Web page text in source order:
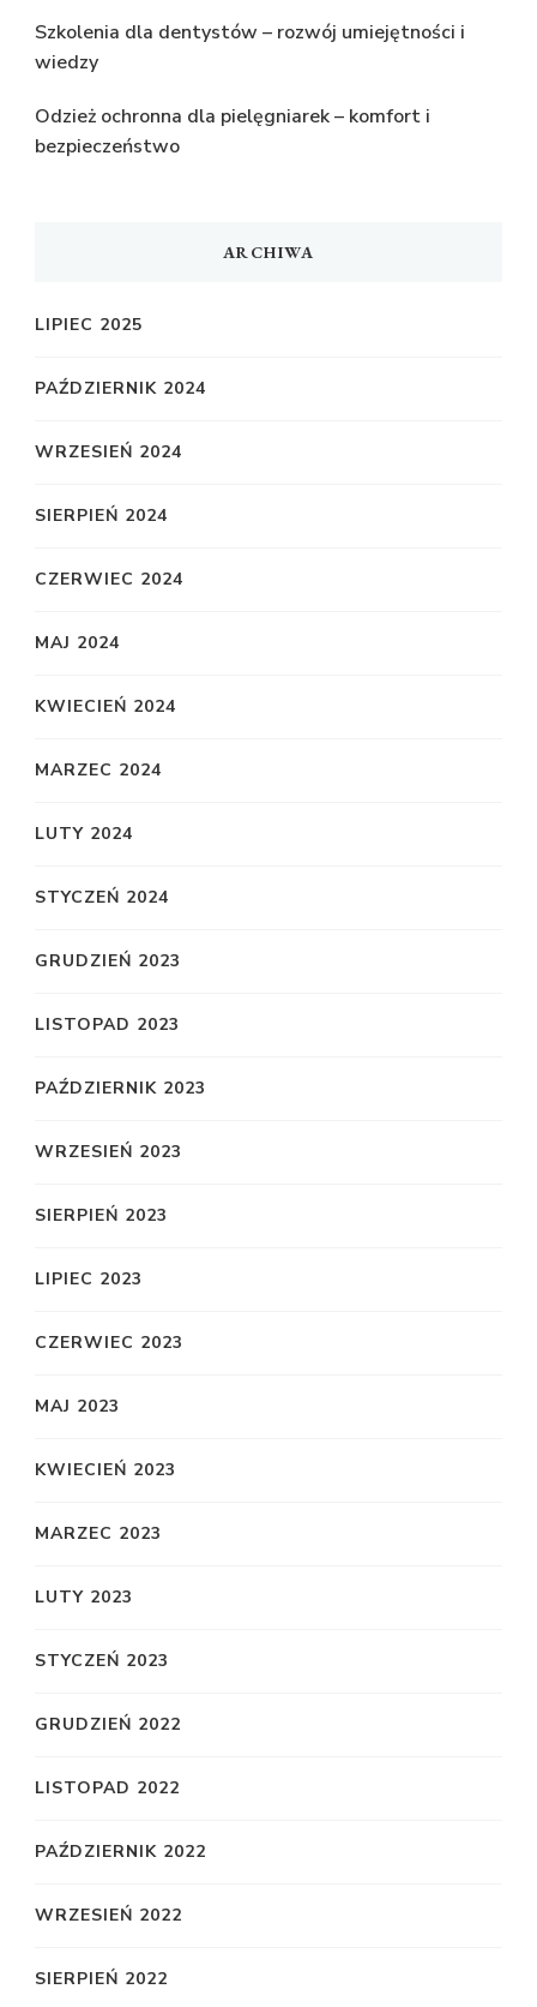
Szkolenia dla dentystów – rozwój umiejętności i
wiedzy
Odzież ochronna dla pielęgniarek – komfort i
bezpieczeństwo
ARCHIWA
LIPIEC 2025
PAŹDZIERNIK 2024
WRZESIEŃ 2024
SIERPIEŃ 2024
CZERWIEC 2024
MAJ 2024
KWIECIEŃ 2024
MARZEC 2024
LUTY 2024
STYCZEŃ 2024
GRUDZIEŃ 2023
LISTOPAD 2023
PAŹDZIERNIK 2023
WRZESIEŃ 2023
SIERPIEŃ 2023
LIPIEC 2023
CZERWIEC 2023
MAJ 2023
KWIECIEŃ 2023
MARZEC 2023
LUTY 2023
STYCZEŃ 2023
GRUDZIEŃ 2022
LISTOPAD 2022
PAŹDZIERNIK 2022
WRZESIEŃ 2022
SIERPIEŃ 2022